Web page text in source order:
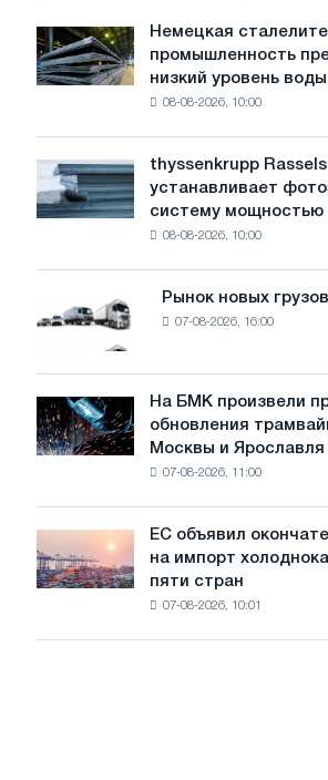
Немецкая
сталелитейная
промышленность
предупреждает:
воды
угрожает
Немецкая
промышленность
низкий уровень воды
08-08-2026, 10:00
thyssenkrupp
Rasselstein
устанавливает
фотоэлектрическую
целей
обезуглероживания
thyssenkrupp
устанавливает
систему мощностью
08-08-2026, 10:00
Рынок
новых
грузовиков
в
июле
Рынок новых
07-08-2026, 16:00
На
БМК
произвели
трамвайных
путей
Ярославля
На БМК произвели
обновления
Москвы и Ярославля
07-08-2026, 11:00
объявил
окончательные
ЕС объявил
на импорт
пяти стран
07-08-2026, 10:01